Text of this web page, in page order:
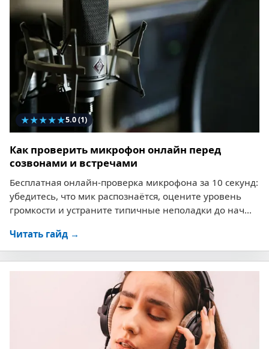
★★★★★5.0(1)
Как проверить микрофон онлайн перед
созвонами и встречами
Бесплатная онлайн-проверка микрофона за 10 секунд:
убедитесь, что мик распознаётся, оцените уровень
громкости и устраните типичные неполадки до нач...
Читать гайд →